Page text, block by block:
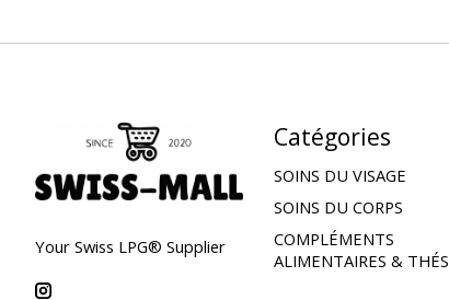
Your Swiss LPG® Supplier
Catégories
SOINS DU VISAGE
SOINS DU CORPS
COMPLÉMENTS
ALIMENTAIRES & THÉS